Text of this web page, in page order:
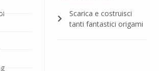
Scarica e costruisci
tanti fantastici origami